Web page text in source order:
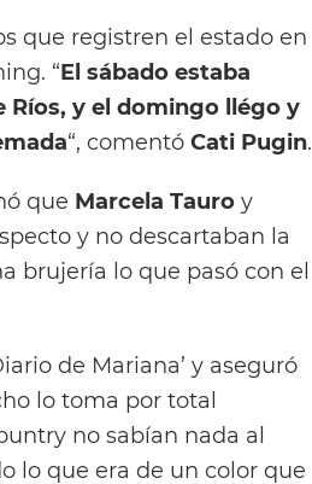
que registren el estado en
“El sábado estaba
Ríos, y el domingo llégo y
“, comentó Cati Pugin.
que Marcela Tauro y
y no descartaban la
brujería lo que pasó con el
de Mariana’ y aseguró
lo toma por total
no sabían nada al
lo que era de un color que